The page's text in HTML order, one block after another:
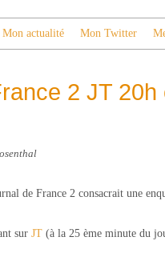
Mon actualité Mon Twitter
2 JT
de France 2 consacrait une
sur JT (à la 25 ème minute du